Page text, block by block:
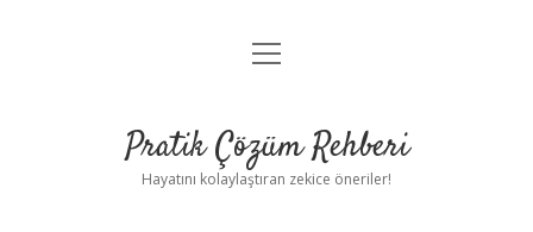
Anasayfa
Yasal Uyarı
menüyü
Pratik Çözüm Rehberi
Hayatını kolaylaştıran zekice öneriler!